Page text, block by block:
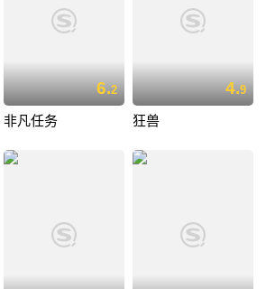
6.2
非凡任务
4.9
狂兽